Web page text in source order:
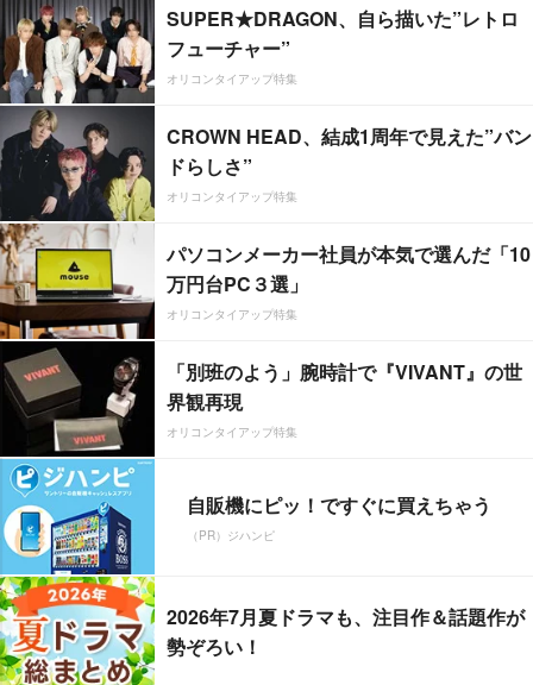
SUPER★DRAGON、自ら描いた”レトロ
フューチャー”
オリコンタイアップ特集
CROWN HEAD、結成1周年で見えた”バン
ドらしさ”
オリコンタイアップ特集
パソコンメーカー社員が本気で選んだ「10
万円台PC３選」
オリコンタイアップ特集
「別班のよう」腕時計で『VIVANT』の世
界観再現
オリコンタイアップ特集
自販機にピッ！ですぐに買えちゃう
（PR）ジハンピ
2026年7月夏ドラマも、注目作＆話題作が
勢ぞろい！